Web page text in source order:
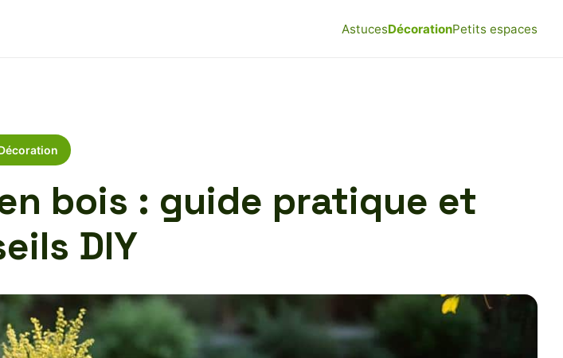
AstucesDécorationPetits espaces
bois : guide pratique et
DIY